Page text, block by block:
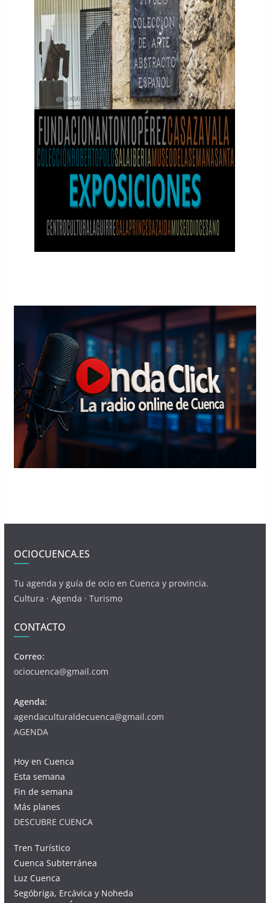
OCIOCUENCA.ES
Tu agenda y guía de ocio en Cuenca y provincia.
Cultura · Agenda · Turismo
CONTACTO
Correo:
ociocuenca@gmail.com
Agenda:
agendaculturaldecuenca@gmail.com
AGENDA
Hoy en Cuenca
Esta semana
Fin de semana
Más planes
DESCUBRE CUENCA
Tren Turístico
Cuenca Subterránea
Luz Cuenca
Segóbriga, Ercávica y Noheda